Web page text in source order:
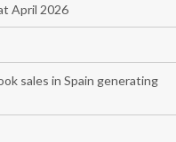
April 2026
sales in Spain generating